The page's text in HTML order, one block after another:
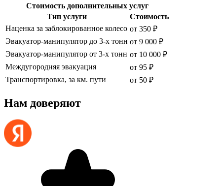
Стоимость дополнительных услуг
Тип услуги
Стоимость
Наценка за заблокированное колесо от 350 ₽
Эвакуатор-манипулятор до 3-х тонн от 9 000 ₽
Эвакуатор-манипулятор от 3-х тонн от 10 000 ₽
Междугородняя эвакуация
от 95 ₽
Транспортировка, за км. пути
от 50 ₽
Нам доверяют